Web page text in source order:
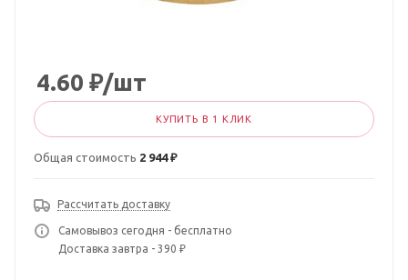
4.60 ₽/шт
КУПИТЬ В 1 КЛИК
Общая стоимость 2 944 ₽
Рассчитать доставку
Самовывоз сегодня - бесплатно
Доставка завтра - 390 ₽